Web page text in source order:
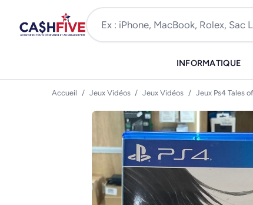
INFORMATIQUE
Accueil / Jeux Vidéos / Jeux Vidéos / Jeux Ps4 Tales